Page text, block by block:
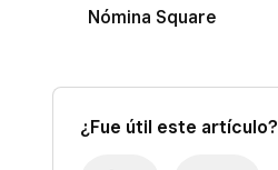
Nómina Square
¿Fue útil este artículo?